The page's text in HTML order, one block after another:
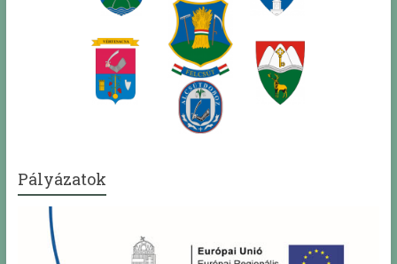
Pályázatok